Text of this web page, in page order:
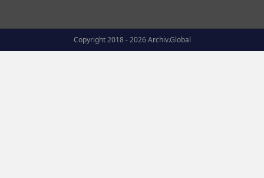
Copyright 2018 - 2026 Archiv.Global